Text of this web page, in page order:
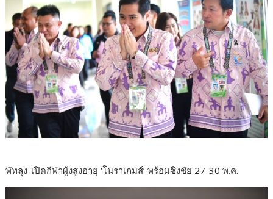
พัทลุง-เปิดกีฬาผู้งสูงอายุ ‘โนราเกมส์’ พร้อมชิงชัย 27-30 พ.ค.